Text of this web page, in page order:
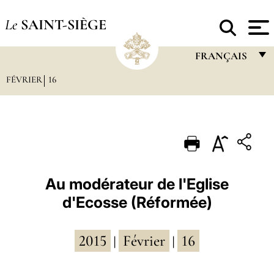
Le SAINT-SIÈGE
FRANÇAIS
PORTUGUÊS
ESPAÑOL
DEUTSCH
العربيّة
FÉVRIER 16
Au modérateur de l'Eglise
d'Ecosse (Réformée)
2015 Février 16